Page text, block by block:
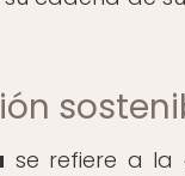
se refiere a la